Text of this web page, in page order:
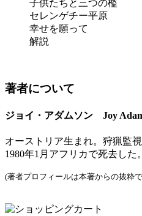
子供たちと三つの檻
セレンゲチー平原
幸せを願って
解説
著者について
ジョイ・アダムソン Joy
オーストリア生まれ。狩猟監
1980年1月アフリカで死去した
(著者プロフィールは本著からの抜粋